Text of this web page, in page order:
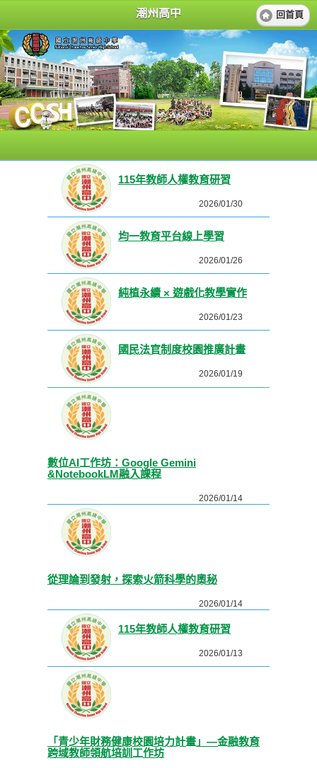
潮州高中 回首頁
115年教師人權教育研習
2026/01/30
均一教育平台線上學習
2026/01/26
純植永續 × 遊戲化教學實作
2026/01/23
國民法官制度校園推廣計畫
2026/01/19
數位AI工作坊：Google Gemini
&NotebookLM融入課程
2026/01/14
從理論到發射，探索火箭科學的奧秘
2026/01/14
115年教師人權教育研習
2026/01/13
「青少年財務健康校園培力計畫」—金融教育
跨域教師領航培訓工作坊